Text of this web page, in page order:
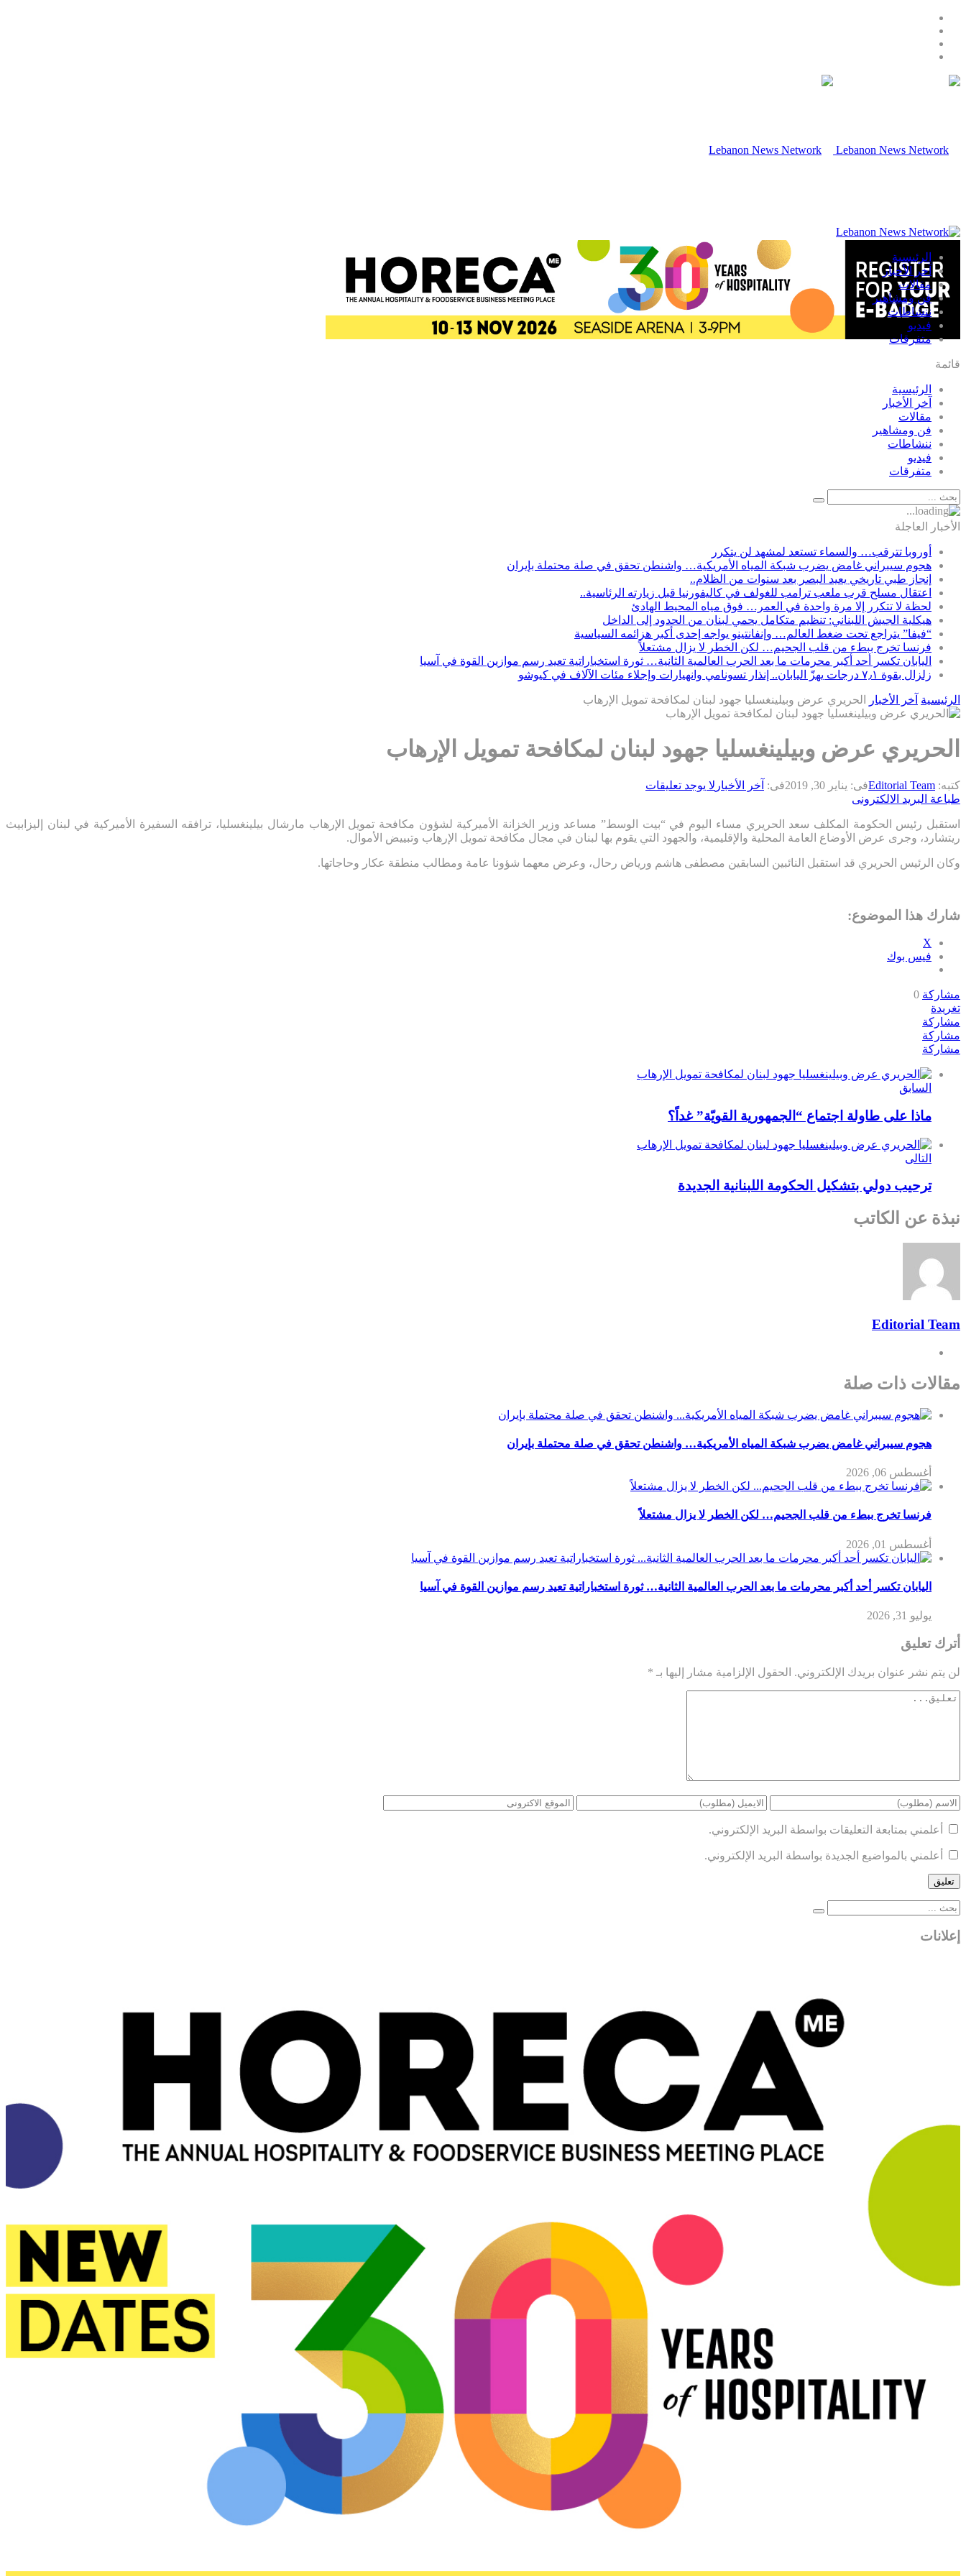
الرئيسية
آخر الأخبار
مقالات
فن ومشاهير
ننشاطات
فيديو
متفرقات
قائمة
الرئيسية
آخر الأخبار
مقالات
فن ومشاهير
ننشاطات
فيديو
متفرقات
الأخبار العاجلة
أوروبا تترقب… والسماء تستعد لمشهد لن يتكرر
هجوم سيبراني غامض يضرب شبكة المياه الأمريكية… واشنطن تحقق في صلة محتملة بإيران
إنجاز طبي تاريخي يعيد البصر بعد سنوات من الظلام..
اعتقال مسلح قرب ملعب ترامب للغولف في كاليفورنيا قبل زيارته الرئاسية..
لحظة لا تتكرر إلا مرة واحدة في العمر… فوق مياه المحيط الهادئ
هيكلية الجيش اللبناني: تنظيم متكامل يحمي لبنان من الحدود إلى الداخل
“فيفا” يتراجع تحت ضغط العالم… وإنفانتينو يواجه إحدى أكبر هزائمه السياسية
فرنسا تخرج ببطء من قلب الجحيم… لكن الخطر لا يزال مشتعلاً
اليابان تكسر أحد أكبر محرمات ما بعد الحرب العالمية الثانية… ثورة استخباراتية تعيد رسم موازين القوة في آسيا
زلزال بقوة ٧٫١ درجات يهزّ اليابان.. إنذار تسونامي وانهيارات وإجلاء مئات الآلاف في كيوشو
الرئيسية آخر الأخبار الحريري عرض وبيلينغسليا جهود لبنان لمكافحة تمويل الإرهاب
الحريري عرض وبيلينغسليا جهود لبنان لمكافحة تمويل الإرهاب
كتبه: Editorial Teamفى: يناير 30, 2019 فى: آخر الأخبار لا يوجد تعليقات
طباعة البريد الالكترونى
استقبل رئيس الحكومة المكلف سعد الحريري مساء اليوم في “بيت الوسط” مساعد وزير الخزانة الأميركية لشؤون مكافحة تمويل الإرهاب مارشال بيلينغسليا، ترافقه السفيرة الأميركية في لبنان إليزابيث
ريتشارد، وجرى عرض الأوضاع العامة المحلية والإقليمية، والجهود التي يقوم بها لبنان في مجال مكافحة تمويل الإرهاب وتبييض الأموال.
وكان الرئيس الحريري قد استقبل النائبين السابقين مصطفى هاشم ورياض رحال، وعرض معهما شؤونا عامة ومطالب منطقة عكار وحاجاتها.
شارك هذا الموضوع:
X
فيس بوك
مشاركة 0
تغريدة
مشاركة
مشاركة
مشاركة
السابق
ماذا على طاولة اجتماع “الجمهورية القويّة” غداً؟
التالى
ترحيب دولي بتشكيل الحكومة اللبنانية الجديدة
نبذة عن الكاتب
Editorial Team
مقالات ذات صلة
هجوم سيبراني غامض يضرب شبكة المياه الأمريكية… واشنطن تحقق في صلة محتملة بإيران
أغسطس 06, 2026
فرنسا تخرج ببطء من قلب الجحيم… لكن الخطر لا يزال مشتعلاً
أغسطس 01, 2026
اليابان تكسر أحد أكبر محرمات ما بعد الحرب العالمية الثانية… ثورة استخباراتية تعيد رسم موازين القوة في آسيا
يوليو 31, 2026
أترك تعليق
لن يتم نشر عنوان بريدك الإلكتروني. الحقول الإلزامية مشار إليها بـ *
أعلمني بمتابعة التعليقات بواسطة البريد الإلكتروني.
أعلمني بالمواضيع الجديدة بواسطة البريد الإلكتروني.
إعلانات